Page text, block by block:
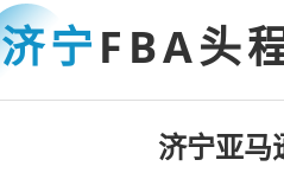
济宁FBA头
济宁亚马